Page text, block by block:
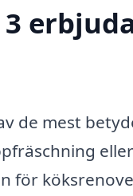
de mest
för